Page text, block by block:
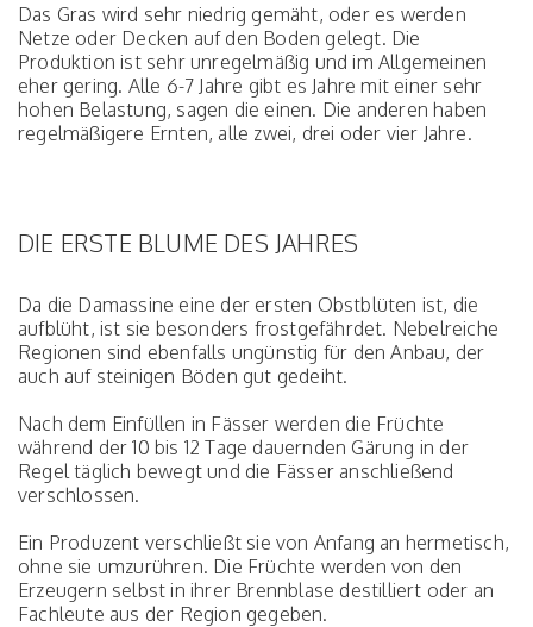
Das Gras wird sehr niedrig gemäht, oder es werden
Netze oder Decken auf den Boden gelegt. Die
Produktion ist sehr unregelmäßig und im Allgemeinen
eher gering. Alle 6-7 Jahre gibt es Jahre mit einer sehr
hohen Belastung, sagen die einen. Die anderen haben
regelmäßigere Ernten, alle zwei, drei oder vier Jahre.
DIE ERSTE BLUME DES JAHRES
Da die Damassine eine der ersten Obstblüten ist, die
aufblüht, ist sie besonders frostgefährdet. Nebelreiche
Regionen sind ebenfalls ungünstig für den Anbau, der
auch auf steinigen Böden gut gedeiht.
Nach dem Einfüllen in Fässer werden die Früchte
während der 10 bis 12 Tage dauernden Gärung in der
Regel täglich bewegt und die Fässer anschließend
verschlossen.
Ein Produzent verschließt sie von Anfang an hermetisch,
ohne sie umzurühren. Die Früchte werden von den
Erzeugern selbst in ihrer Brennblase destilliert oder an
Fachleute aus der Region gegeben.